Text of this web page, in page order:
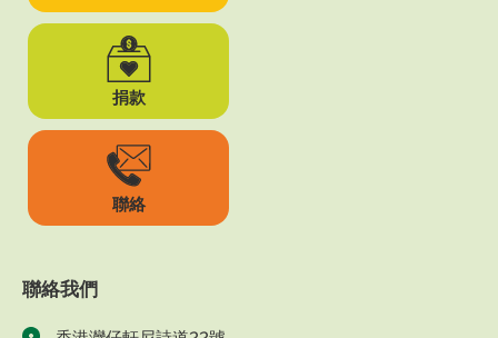
捐款
聯絡
聯絡我們